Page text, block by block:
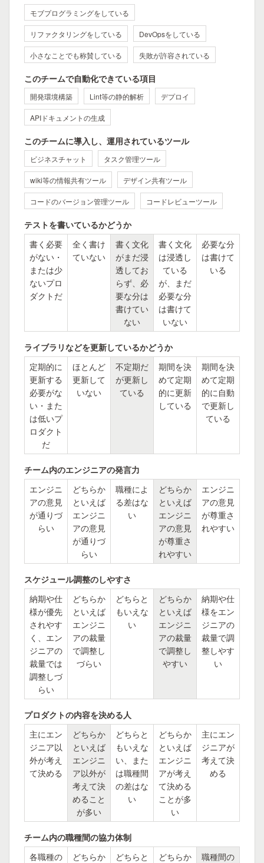
モブプログラミングをしている
リファクタリングをしている DevOpsをしている
小さなことでも称賛している 失敗が許容されている
このチームで自動化できている項目
開発環境構築 Lint等の静的解析 デプロイ
APIドキュメントの生成
このチームに導入し、運用されているツール
ビジネスチャット タスク管理ツール
wiki等の情報共有ツール デザイン共有ツール
コードのバージョン管理ツール コードレビューツール
テストを書いているかどうか
書く必要
がない・
または少
ないプロ
ダクトだ
全く書け
ていない
書く文化
がまだ浸
透してお
らず、必
要な分は
書けてい
ない
書く文化
は浸透し
ている
が、まだ
必要な分
は書けて
いない
必要な分
は書けて
いる
ライブラリなどを更新しているかどうか
定期的に
更新する
必要がな
い・また
は低いプ
ロダクト
だ
ほとんど
更新して
いない
不定期だ
が更新し
ている
期間を決
めて定期
的に更新
している
期間を決
めて定期
的に自動
で更新し
ている
チーム内のエンジニアの発言力
エンジニ
アの意見
が通りづ
らい
どちらか
といえば
エンジニ
アの意見
が通りづ
らい
職種によ
る差はな
い
どちらか
といえば
エンジニ
アの意見
が尊重さ
れやすい
エンジニ
アの意見
が尊重さ
れやすい
スケジュール調整のしやすさ
納期や仕
様が優先
されやす
く、エン
ジニアの
裁量では
調整しづ
らい
どちらか
といえば
エンジニ
アの裁量
で調整し
づらい
どちらと
もいえな
い
どちらか
といえば
エンジニ
アの裁量
で調整し
やすい
納期や仕
様をエン
ジニアの
裁量で調
整しやす
い
プロダクトの内容を決める人
主にエン
ジニア以
外が考え
て決める
どちらか
といえば
エンジニ
ア以外が
考えて決
めること
が多い
どちらと
もいえな
い、また
は職種間
の差はな
い
どちらか
といえば
エンジニ
アが考え
て決める
ことが多
い
主にエン
ジニアが
考えて決
める
チーム内の職種間の協力体制
各職種の
どちらか
どちらと
どちらか
職種間の